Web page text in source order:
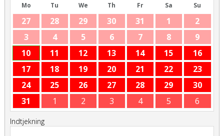
Mo Tu We Th Fr Sa Su
27 28 29 30 31 1
2
3
4 5 6 7 8
9
10
11 12 13 14 15
16
17
18 19 20 21 22
23
24
25 26 27 28 29
30
31
1 2 3 4 5 6
Indtjekning